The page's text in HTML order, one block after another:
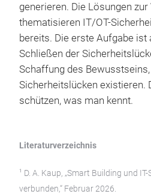
generieren. Die Lösungen
thematisieren IT/OT-
bereits. Die erste Aufgabe ist
Schließen der
Schaffung des
Sicherheitslücken existieren.
schützen, was man kennt.
Literaturverzeichnis
1
D. A. Kaup, „Smart Building und
verbunden,“ Februar 2026.